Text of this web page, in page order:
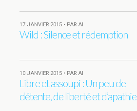
17 JANVIER 2015 • PAR AI
Wild : Silence et rédemption
10 JANVIER 2015 • PAR AI
Libre et assoupi : Un peu de
détente, de liberté et d’apathie